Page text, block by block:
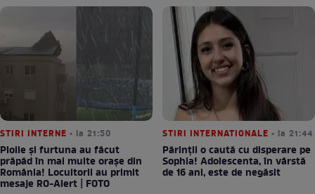
STIRI INTERNE • la 21:50
Ploile și furtuna au făcut
prăpăd în mai multe orașe din
România! Locuitorii au primit
mesaje RO-Alert | FOTO
STIRI INTERNATIONALE • la 21:44
Părinții o caută cu disperare pe
Sophia! Adolescenta, în vârstă
de 16 ani, este de negăsit